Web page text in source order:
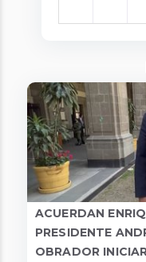
ACUERDAN
PRESIDENTE
OBRADOR